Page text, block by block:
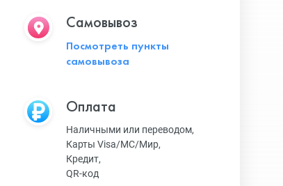
Самовывоз
Посмотреть пункты
самовывоза
Оплата
Наличными или переводом,
Карты Visa/MC/Мир,
Кредит,
QR-код